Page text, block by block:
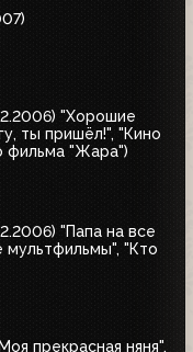
"Хорошие
ты пришёл!", "Кино
фильма "Жара")
"Папа на все
мультфильмы", "Кто
прекрасная няня",